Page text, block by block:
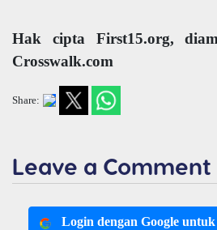
Hak cipta First15.org,
Crosswalk.com
Share:
Leave a Comment
Login dengan Google